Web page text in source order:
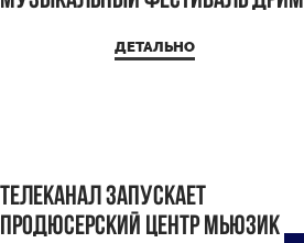
ДЕТАЛЬНО
Телеканал запускает
продюсерский центр Мьюзик